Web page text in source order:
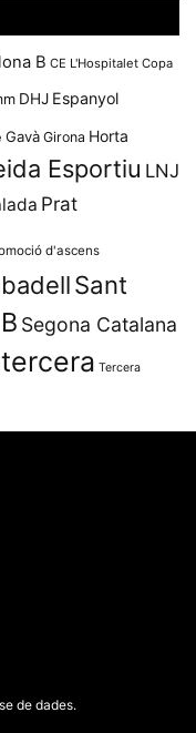
B CE L'Hospitalet Copa
DHJ Espanyol
Gavà Girona Horta
Esportiu LNJ
Prat
d'ascens
Sant
Segona Catalana
tercera Tercera
de dades.